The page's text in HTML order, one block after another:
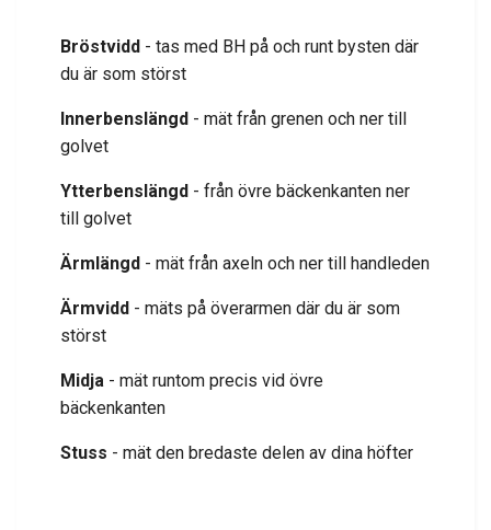
Bröstvidd - tas med BH på och runt bysten där
du är som störst
Innerbenslängd - mät från grenen och ner till
golvet
Ytterbenslängd - från övre bäckenkanten ner
till golvet
Ärmlängd - mät från axeln och ner till handleden
Ärmvidd - mäts på överarmen där du är som
störst
Midja - mät runtom precis vid övre
bäckenkanten
Stuss - mät den bredaste delen av dina höfter